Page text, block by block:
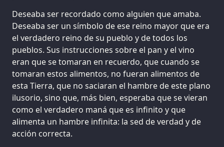
Deseaba ser recordado como alguien que amaba.
Deseaba ser un símbolo de ese reino mayor que era
el verdadero reino de su pueblo y de todos los
pueblos. Sus instrucciones sobre el pan y el vino
eran que se tomaran en recuerdo, que cuando se
tomaran estos alimentos, no fueran alimentos de
esta Tierra, que no saciaran el hambre de este plano
ilusorio, sino que, más bien, esperaba que se vieran
como el verdadero maná que es infinito y que
alimenta un hambre infinita: la sed de verdad y de
acción correcta.